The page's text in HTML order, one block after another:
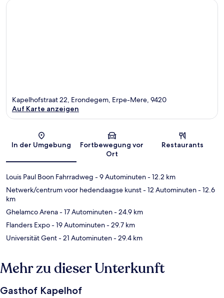
Karte
Kapelhofstraat 22, Erondegem, Erpe-Mere, 9420
Auf Karte anzeigen
In der Umgebung
Fortbewegung vor
Ort
Restaurants
Louis Paul Boon Fahrradweg - 9 Autominuten- 12.2 km
Netwerk/centrum voor hedendaagse kunst- 12 Autominuten- 12.6
km
Ghelamco Arena- 17 Autominuten- 24.9 km
Flanders Expo- 19 Autominuten- 29.7 km
Universität Gent- 21 Autominuten- 29.4 km
Mehr zu dieser Unterkunft
Gasthof Kapelhof